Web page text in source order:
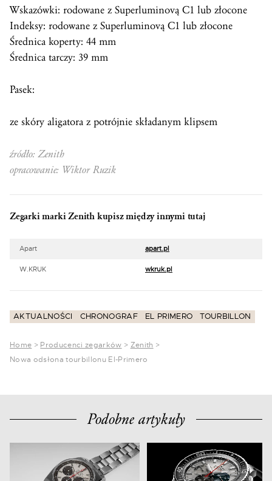
Wskazówki: rodowane z Superluminovą C1 lub złocone
Indeksy: rodowane z Superluminovą C1 lub złocone
Średnica koperty: 44 mm
Średnica tarczy: 39 mm
Pasek:
ze skóry aligatora z potrójnie składanym klipsem
źródło: Zenith
opracowanie: Wiktor Ruzik
Zegarki marki Zenith kupisz między innymi tutaj
Apart apart.pl
W.KRUK wkruk.pl
AKTUALNOŚCI CHRONOGRAF EL PRIMERO TOURBILLON
Home > Producenci zegarków > Zenith >
Nowa odsłona tourbillonu El-Primero
Podobne artykuły